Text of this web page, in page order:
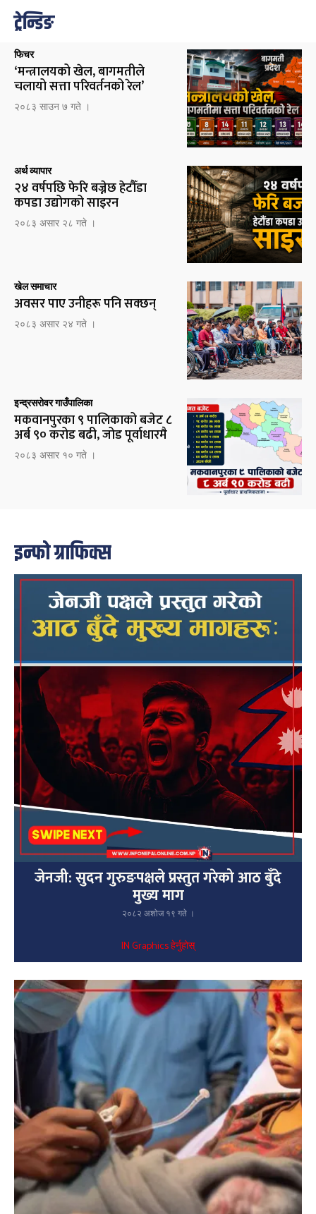
ट्रेन्डिङ
फिचर
‘मन्त्रालयको खेल, बागमतीले
चलायो सत्ता परिवर्तनको रेल’
२०८३ साउन ७ गते ।
अर्थ व्यापार
२४ वर्षपछि फेरि बज्नेछ हेटौँडा
कपडा उद्योगको साइरन
२०८३ असार २८ गते ।
खेल समाचार
अवसर पाए उनीहरू पनि सक्छन्
२०८३ असार २४ गते ।
इन्द्रसरोवर गाउँपालिका
मकवानपुरका ९ पालिकाको बजेट ८
अर्ब ९० करोड बढी, जोड पूर्वाधारमै
२०८३ असार १० गते ।
इन्फो ग्राफिक्स
जेनजी: सुदन गुरुङपक्षले प्रस्तुत गरेको आठ बुँदे
मुख्य माग
२०८२ अशोज १९ गते ।
IN Graphics हेर्नुहोस्